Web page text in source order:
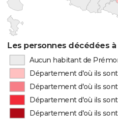
Les personnes décédées
Aucun habitant de
Département d'où ils
Département d'où ils
Département d'où ils
Département d'où ils